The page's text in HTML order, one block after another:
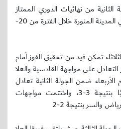
من نهائيات الدوري الممتاز
لكرة قدم الصالات والتي تُقام في المدينة المنورة خلال الفترة من 20-
تمكن فيد من تحقيق الفوز أمام
فيما سيطر التعادل على مواجهة القادسية والعلا
اليوم الأربعاء ضمن الجولة الثانية تعادل
فريقا السروات والنصر إيجابيًا بنتيجة 3-3، واختتمت مواجهات
والسر بنتيجة 2-2